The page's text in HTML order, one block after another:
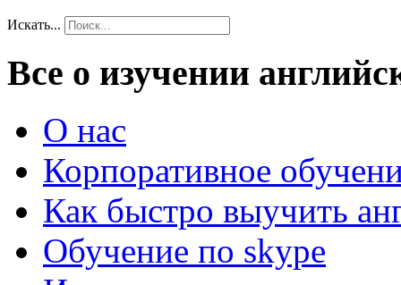
Искать...
Все о изучении
О нас
Корпоративное
Как быстро выучить
Обучение по skype